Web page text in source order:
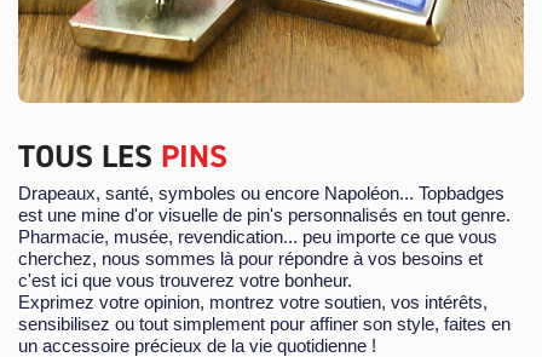
TOUS LES PINS
Drapeaux, santé, symboles ou encore Napoléon... Topbadges
est une mine d'or visuelle de pin's personnalisés en tout genre.
Pharmacie, musée, revendication... peu importe ce que vous
cherchez, nous sommes là pour répondre à vos besoins et
c'est ici que vous trouverez votre bonheur.
Exprimez votre opinion, montrez votre soutien, vos intérêts,
sensibilisez ou tout simplement pour affiner son style, faites en
un accessoire précieux de la vie quotidienne !